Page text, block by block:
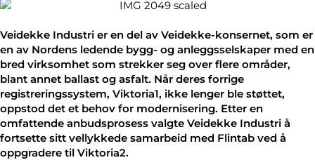
Veidekke Industri er en del av Veidekke-konsernet, som er
en av Nordens ledende bygg- og anleggsselskaper med en
bred virksomhet som strekker seg over flere områder,
blant annet ballast og asfalt. Når deres forrige
registreringssystem, Viktoria1, ikke lenger ble støttet,
oppstod det et behov for modernisering. Etter en
omfattende anbudsprosess valgte Veidekke Industri å
fortsette sitt vellykkede samarbeid med Flintab ved å
oppgradere til Viktoria2.